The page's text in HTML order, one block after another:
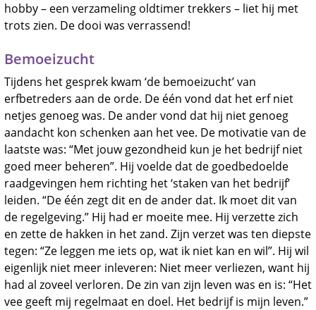
hobby – een verzameling oldtimer trekkers – liet hij met
trots zien. De dooi was verrassend!
Bemoeizucht
Tijdens het gesprek kwam ‘de bemoeizucht’ van
erfbetreders aan de orde. De één vond dat het erf niet
netjes genoeg was. De ander vond dat hij niet genoeg
aandacht kon schenken aan het vee. De motivatie van de
laatste was: “Met jouw gezondheid kun je het bedrijf niet
goed meer beheren”. Hij voelde dat de goedbedoelde
raadgevingen hem richting het ‘staken van het bedrijf’
leiden. “De één zegt dit en de ander dat. Ik moet dit van
de regelgeving.” Hij had er moeite mee. Hij verzette zich
en zette de hakken in het zand. Zijn verzet was ten diepste
tegen: “Ze leggen me iets op, wat ik niet kan en wil”. Hij wil
eigenlijk niet meer inleveren: Niet meer verliezen, want hij
had al zoveel verloren. De zin van zijn leven was en is: “Het
vee geeft mij regelmaat en doel. Het bedrijf is mijn leven.”